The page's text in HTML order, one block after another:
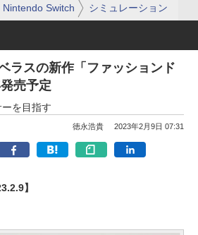
Nintendo Switch シミュレーション
ラスの新作「ファッションド
売予定
を目指す
徳永浩貴 2023年2月9日 07:31
】